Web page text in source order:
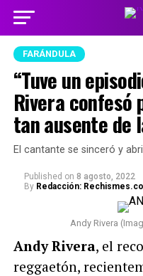
FARÁNDULA
“Tuve un
Rivera confesó
tan ausente de
El cantante se sinceró y
Published on 8 agosto, 2022
By Redacción:
Andy Rivera
Andy Rivera, el
reggaetón,